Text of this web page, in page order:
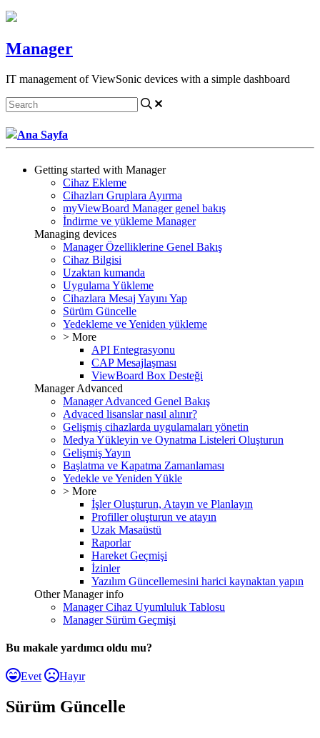
Manager
IT management of ViewSonic devices with a simple dashboard
Ana Sayfa
Getting started with Manager
Cihaz Ekleme
Cihazları Gruplara Ayırma
myViewBoard Manager genel bakış
İndirme ve yükleme Manager
Managing devices
Manager Özelliklerine Genel Bakış
Cihaz Bilgisi
Uzaktan kumanda
Uygulama Yükleme
Cihazlara Mesaj Yayını Yap
Sürüm Güncelle
Yedekleme ve Yeniden yükleme
> More
API Entegrasyonu
CAP Mesajlaşması
ViewBoard Box Desteği
Manager Advanced
Manager Advanced Genel Bakış
Advaced lisanslar nasıl alınır?
Gelişmiş cihazlarda uygulamaları yönetin
Medya Yükleyin ve Oynatma Listeleri Oluşturun
Gelişmiş Yayın
Başlatma ve Kapatma Zamanlaması
Yedekle ve Yeniden Yükle
> More
İşler Oluşturun, Atayın ve Planlayın
Profiller oluşturun ve atayın
Uzak Masaüstü
Raporlar
Hareket Geçmişi
İzinler
Yazılım Güncellemesini harici kaynaktan yapın
Other Manager info
Manager Cihaz Uyumluluk Tablosu
Manager Sürüm Geçmişi
Bu makale yardımcı oldu mu?
Evet Hayır
Sürüm Güncelle